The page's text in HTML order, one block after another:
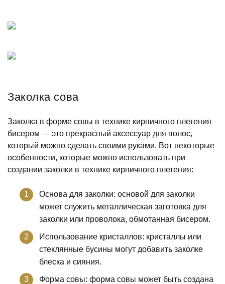
Заколка сова
Заколка в форме совы в технике кирпичного плетения
бисером — это прекрасный аксессуар для волос,
который можно сделать своими руками. Вот некоторые
особенности, которые можно использовать при
создании заколки в технике кирпичного плетения:
Основа для заколки: основой для заколки
может служить металлическая заготовка для
заколки или проволока, обмотанная бисером.
Использование кристаллов: кристаллы или
стеклянные бусины могут добавить заколке
блеска и сияния.
Форма совы: форма совы может быть создана